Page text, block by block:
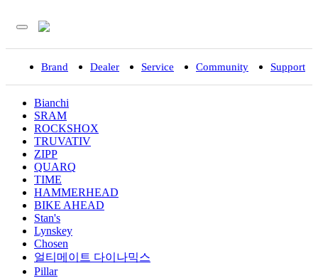
Brand Dealer Service Community Support
Bianchi
SRAM
ROCKSHOX
TRUVATIV
ZIPP
QUARQ
TIME
HAMMERHEAD
BIKE AHEAD
Stan's
Lynskey
Chosen
얼티메이트 다이나믹스
Pillar